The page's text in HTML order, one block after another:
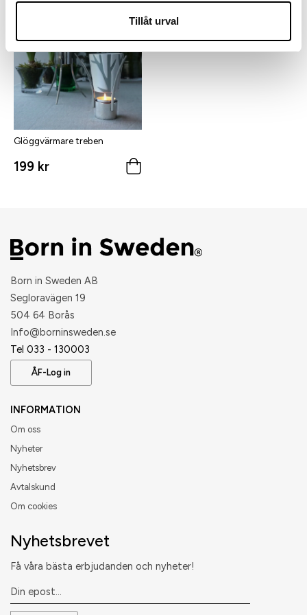
Tillåt urval
Glöggvärmare treben
199 kr
Born in Sweden AB
Segloravägen 19
504 64 Borås
​Info@borninsweden.se
Tel 033 - 130003
ÅF-Log in
INFORMATION
Om oss
Nyheter
Nyhetsbrev
Avtalskund
Om cookies
Nyhetsbrevet
Få våra bästa erbjudanden och nyheter!